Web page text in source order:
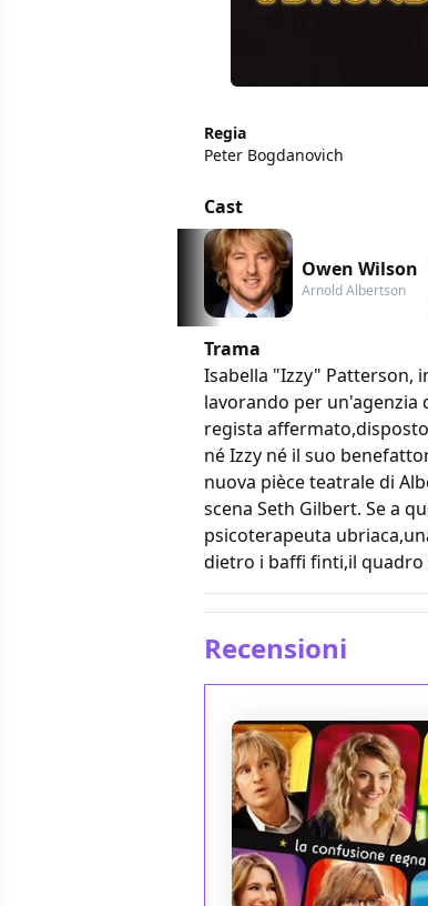
Regia
Peter Bogdanovich
Cast
Owen Wilson
Arnold Albertson
Trama
Isabella "Izzy" Patterson,
lavorando per
regista
né Izzy né il suo
nuova pièce teatrale di
scena Seth Gilbert. Se a
psicoterapeuta
dietro i baffi finti,il quadro
Recensioni